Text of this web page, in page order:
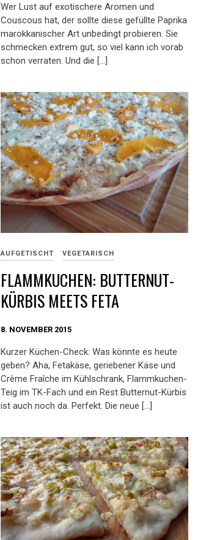
Wer Lust auf exotischere Aromen und
Couscous hat, der sollte diese gefüllte Paprika
marokkanischer Art unbedingt probieren. Sie
schmecken extrem gut, so viel kann ich vorab
schon verraten. Und die […]
AUFGETISCHT VEGETARISCH
FLAMMKUCHEN: BUTTERNUT-
KÜRBIS MEETS FETA
8. NOVEMBER 2015
Kurzer Küchen-Check: Was könnte es heute
geben? Aha, Fetakäse, geriebener Käse und
Crème Fraîche im Kühlschrank, Flammkuchen-
Teig im TK-Fach und ein Rest Butternut-Kürbis
ist auch noch da. Perfekt. Die neue […]